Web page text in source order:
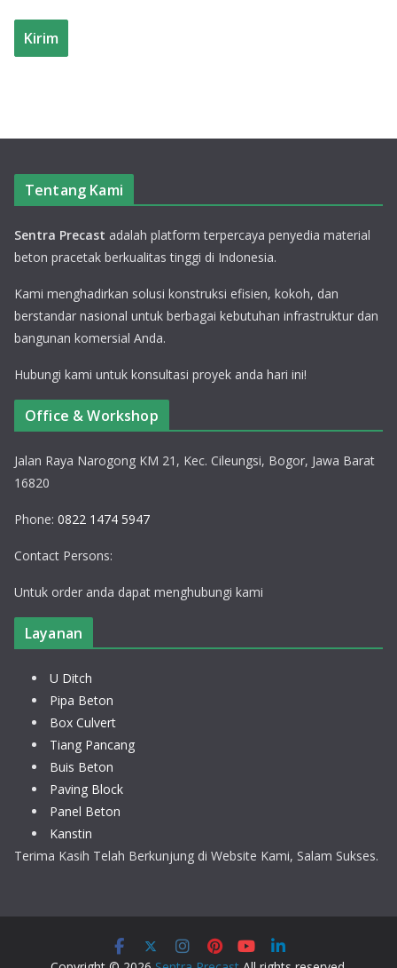
Tentang Kami
Sentra Precast adalah platform terpercaya penyedia material
beton pracetak berkualitas tinggi di Indonesia.
Kami menghadirkan solusi konstruksi efisien, kokoh, dan
berstandar nasional untuk berbagai kebutuhan infrastruktur dan
bangunan komersial Anda.
Hubungi kami untuk konsultasi proyek anda hari ini!
Office & Workshop
Jalan Raya Narogong KM 21, Kec. Cileungsi, Bogor, Jawa Barat
16820
Phone: 0822 1474 5947
Contact Persons:
Untuk order anda dapat menghubungi kami
Layanan
U Ditch
Pipa Beton
Box Culvert
Tiang Pancang
Buis Beton
Paving Block
Panel Beton
Kanstin
Terima Kasih Telah Berkunjung di Website Kami, Salam Sukses.